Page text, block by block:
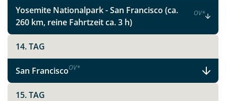
Yosemite Nationalpark - San Francisco (ca.
260 km, reine Fahrtzeit ca. 3 h)
OV*
14. TAG
San FranciscoOV*
15. TAG